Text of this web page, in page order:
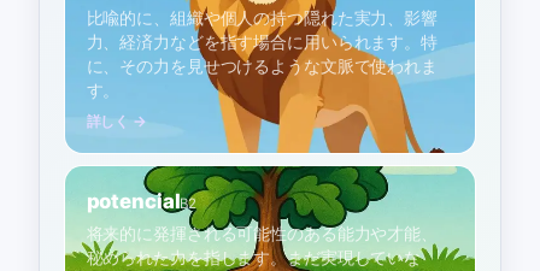
比喩的に、組織や個人の持つ隠れた実力、影響
力、経済力などを指す場合に用いられます。特
に、その力を見せつけるような文脈で使われま
す。
詳しく →
potencialB2
将来的に発揮される可能性のある能力や才能、
秘められた力を指します。まだ実現していな